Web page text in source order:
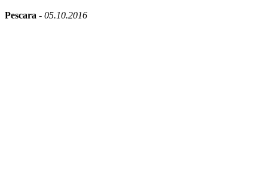
Pescara - 05.10.2016